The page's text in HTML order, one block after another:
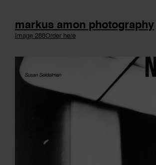
markus amon photography
Image 288Order here